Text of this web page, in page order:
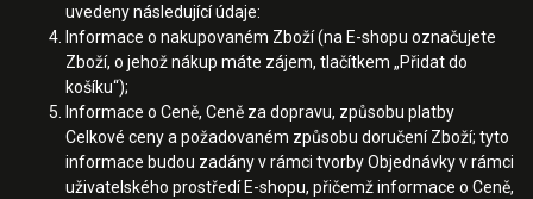
uvedeny následující údaje:
Informace o nakupovaném Zboží (na E-shopu označujete
Zboží, o jehož nákup máte zájem, tlačítkem „Přidat do
košíku“);
Informace o Ceně, Ceně za dopravu, způsobu platby
Celkové ceny a požadovaném způsobu doručení Zboží; tyto
informace budou zadány v rámci tvorby Objednávky v rámci
uživatelského prostředí E-shopu, přičemž informace o Ceně,